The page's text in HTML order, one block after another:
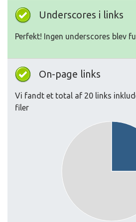
Underscores i links
Perfekt! Ingen underscores blev
On-page links
Vi fandt et total af 20 links
filer